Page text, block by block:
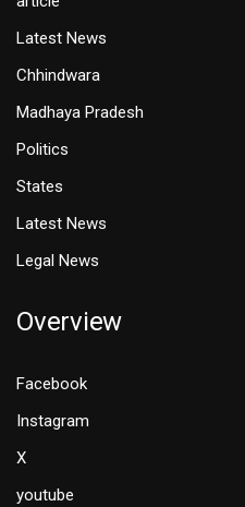
Latest News
Chhindwara
Madhaya Pradesh
Politics
States
Latest News
Legal News
Overview
Facebook
Instagram
X
youtube